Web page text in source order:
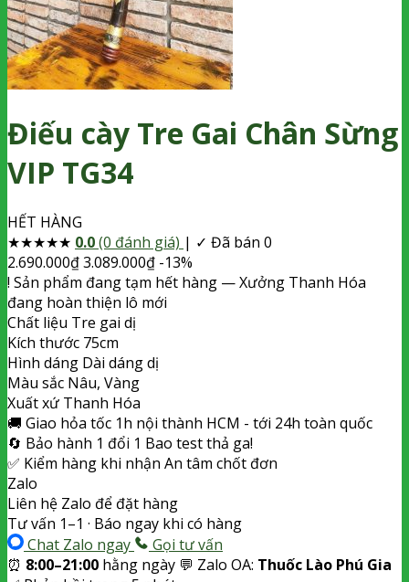
Điếu cày Tre Gai Chân Sừng
VIP TG34
HẾT HÀNG
★★★★★ 0.0(0 đánh giá) | ✓ Đã bán 0
2.690.000₫3.089.000₫ -13%
! Sản phẩm đang tạm hết hàng — Xưởng Thanh Hóa
đang hoàn thiện lô mới
Chất liệu Tre gai dị
Kích thước 75cm
Hình dáng Dài dáng dị
Màu sắc Nâu, Vàng
Xuất xứ Thanh Hóa
🚚 Giao hỏa tốc 1h nội thành HCM - tới 24h toàn quốc
🔄 Bảo hành 1 đổi 1 Bao test thả ga!
✅ Kiểm hàng khi nhận An tâm chốt đơn
Zalo
Liên hệ Zalo để đặt hàng
Tư vấn 1–1 · Báo ngay khi có hàng
Chat Zalo ngay
Gọi tư vấn
⏰ 8:00–21:00 hằng ngày 💬 Zalo OA: Thuốc Lào Phú Gia